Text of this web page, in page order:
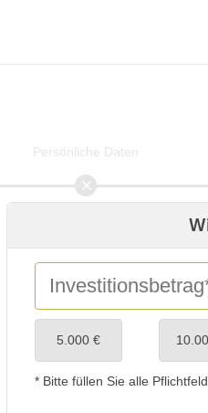
Persönliche Daten
5.000 €
* Bitte füllen Sie alle